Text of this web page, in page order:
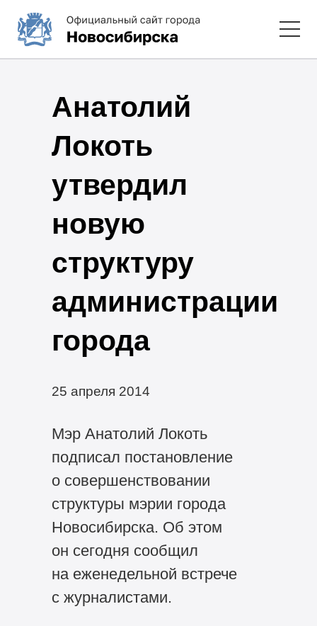
Анатолий
Локоть
утвердил
новую
структуру
администрации
города
25 апреля 2014
Мэр Анатолий Локоть
подписал постановление
о совершенствовании
структуры мэрии города
Новосибирска. Об этом
он сегодня сообщил
на еженедельной встрече
с журналистами.